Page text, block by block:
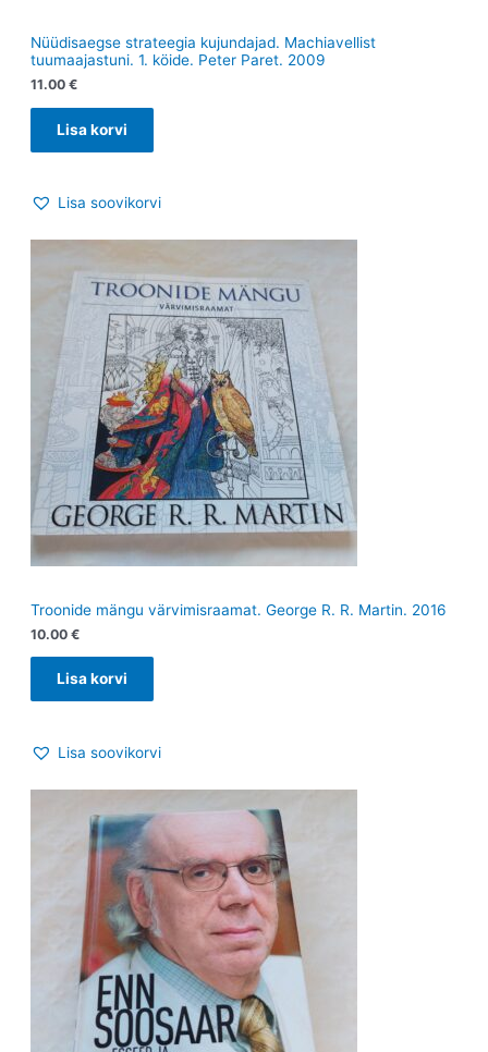
Nüüdisaegse strateegia kujundajad. Machiavellist
tuumaajastuni. 1. köide. Peter Paret. 2009
11.00 €
Lisa korvi
Lisa soovikorvi
Troonide mängu värvimisraamat. George R. R. Martin. 2016
10.00 €
Lisa korvi
Lisa soovikorvi